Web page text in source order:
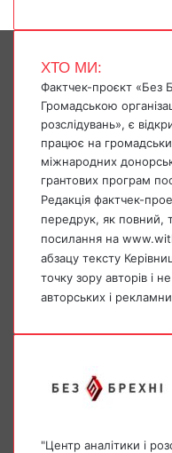
ХТО МИ:
Фактчек-проєкт «Без
Громадською
розслідувань», є
працює на
міжнародних
грантових програм
Редакція фактчек-
передрук, як повний,
посилання на
абзацу тексту
точку зору авторів і
авторських і
"Центр аналітики і